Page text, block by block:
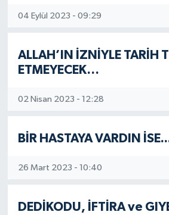
04 Eylül 2023 - 09:29
ALLAH’IN İZNİYLE TARİH
ETMEYECEK…
02 Nisan 2023 - 12:28
BİR HASTAYA VARDIN
26 Mart 2023 - 10:40
DEDİKODU, İFTİRA ve
Spor
Yaşam